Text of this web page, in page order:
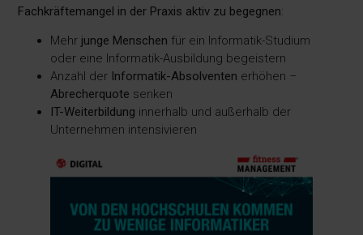
Fachkräftemangel in der Praxis aktiv zu begegnen:
Mehr junge Menschen für ein Informatik-Studium
oder eine Informatik-Ausbildung begeistern
Anzahl der Informatik-Absolventen erhöhen –
Abrecherquote senken
IT-Weiterbildung innerhalb und außerhalb der
Unternehmen intensivieren